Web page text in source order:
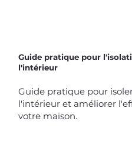
Guide pratique pour
l'intérieur
Guide pratique pour
l'intérieur et améliorer
votre maison.